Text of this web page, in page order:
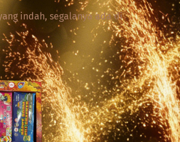
indah, segalanya ada di